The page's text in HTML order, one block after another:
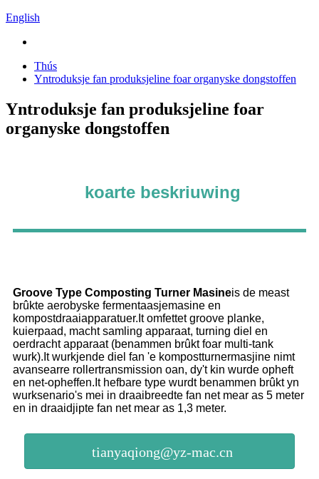
English
Thús
Yntroduksje fan produksjeline foar organyske dongstoffen
Yntroduksje fan produksjeline foar
organyske dongstoffen
koarte beskriuwing
Groove Type Composting Turner Masineis de meast
brûkte aerobyske fermentaasjemasine en
kompostdraaiapparatuer.It omfettet groove planke,
kuierpaad, macht samling apparaat, turning diel en
oerdracht apparaat (benammen brûkt foar multi-tank
wurk).It wurkjende diel fan 'e kompostturnermasjine nimt
avansearre rollertransmission oan, dy't kin wurde opheft
en net-opheffen.It hefbare type wurdt benammen brûkt yn
wurksenario's mei in draaibreedte fan net mear as 5 meter
en in draaidjipte fan net mear as 1,3 meter.
tianyaqiong@yz-mac.cn